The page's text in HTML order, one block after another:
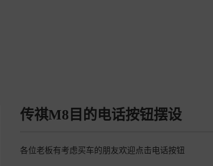
传祺M8目的电话按钮摆设
各位老板有考虑买车的朋友欢迎点击电话按钮